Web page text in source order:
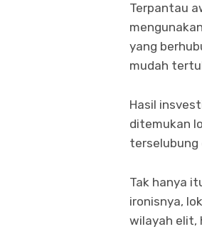
Terpantau
yang
mudah
Hasil
ditemukan
terselubung
Tak hanya
ironisnya,
wilayah elit,